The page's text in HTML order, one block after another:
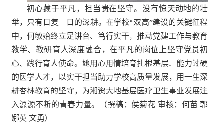
初心藏于平凡，担当贵在坚守。没有惊天动地的壮
举，只有日复一日的深耕。在学校“双高”建设的关键征程
中，何敏始终立足讲台、笃行实干，推动党建工作与教育
教学、教研育人深度融合，在平凡的岗位上坚守党员初
心、践行育人使命。她用心用情培育扎根基层、能力过硬
的医学人才，以实干担当助力学校高质量发展，用一生深
耕杏林教育的坚守，为湘资大地基层医疗卫生事业发展注
入源源不断的青春力量。
（撰稿：侯菊花 审核：何苗 郭
娜英 文勇）